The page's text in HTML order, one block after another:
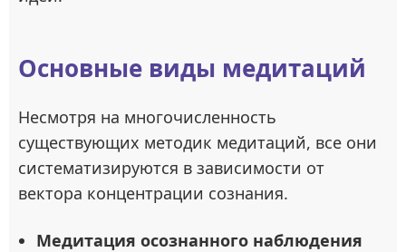
Основные виды медитаций
Несмотря на многочисленность
существующих методик медитаций, все они
систематизируются в зависимости от
вектора концентрации сознания.
Медитация осознанного наблюдения